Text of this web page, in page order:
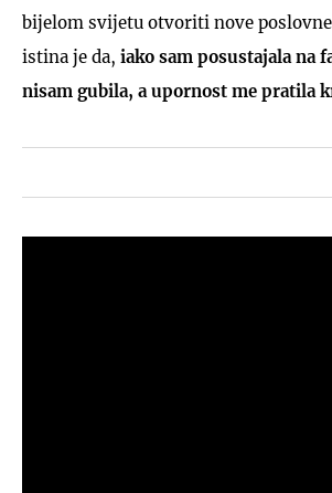
bijelom svijetu otvoriti nove
istina je da, iako sam posustajala na
nisam gubila, a upornost me pratila